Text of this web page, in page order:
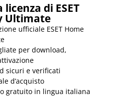
di ESET
Ultimate
ufficiale ESET Home
per download,
sicuri e verificati
d’acquisto
gratuito in lingua italiana